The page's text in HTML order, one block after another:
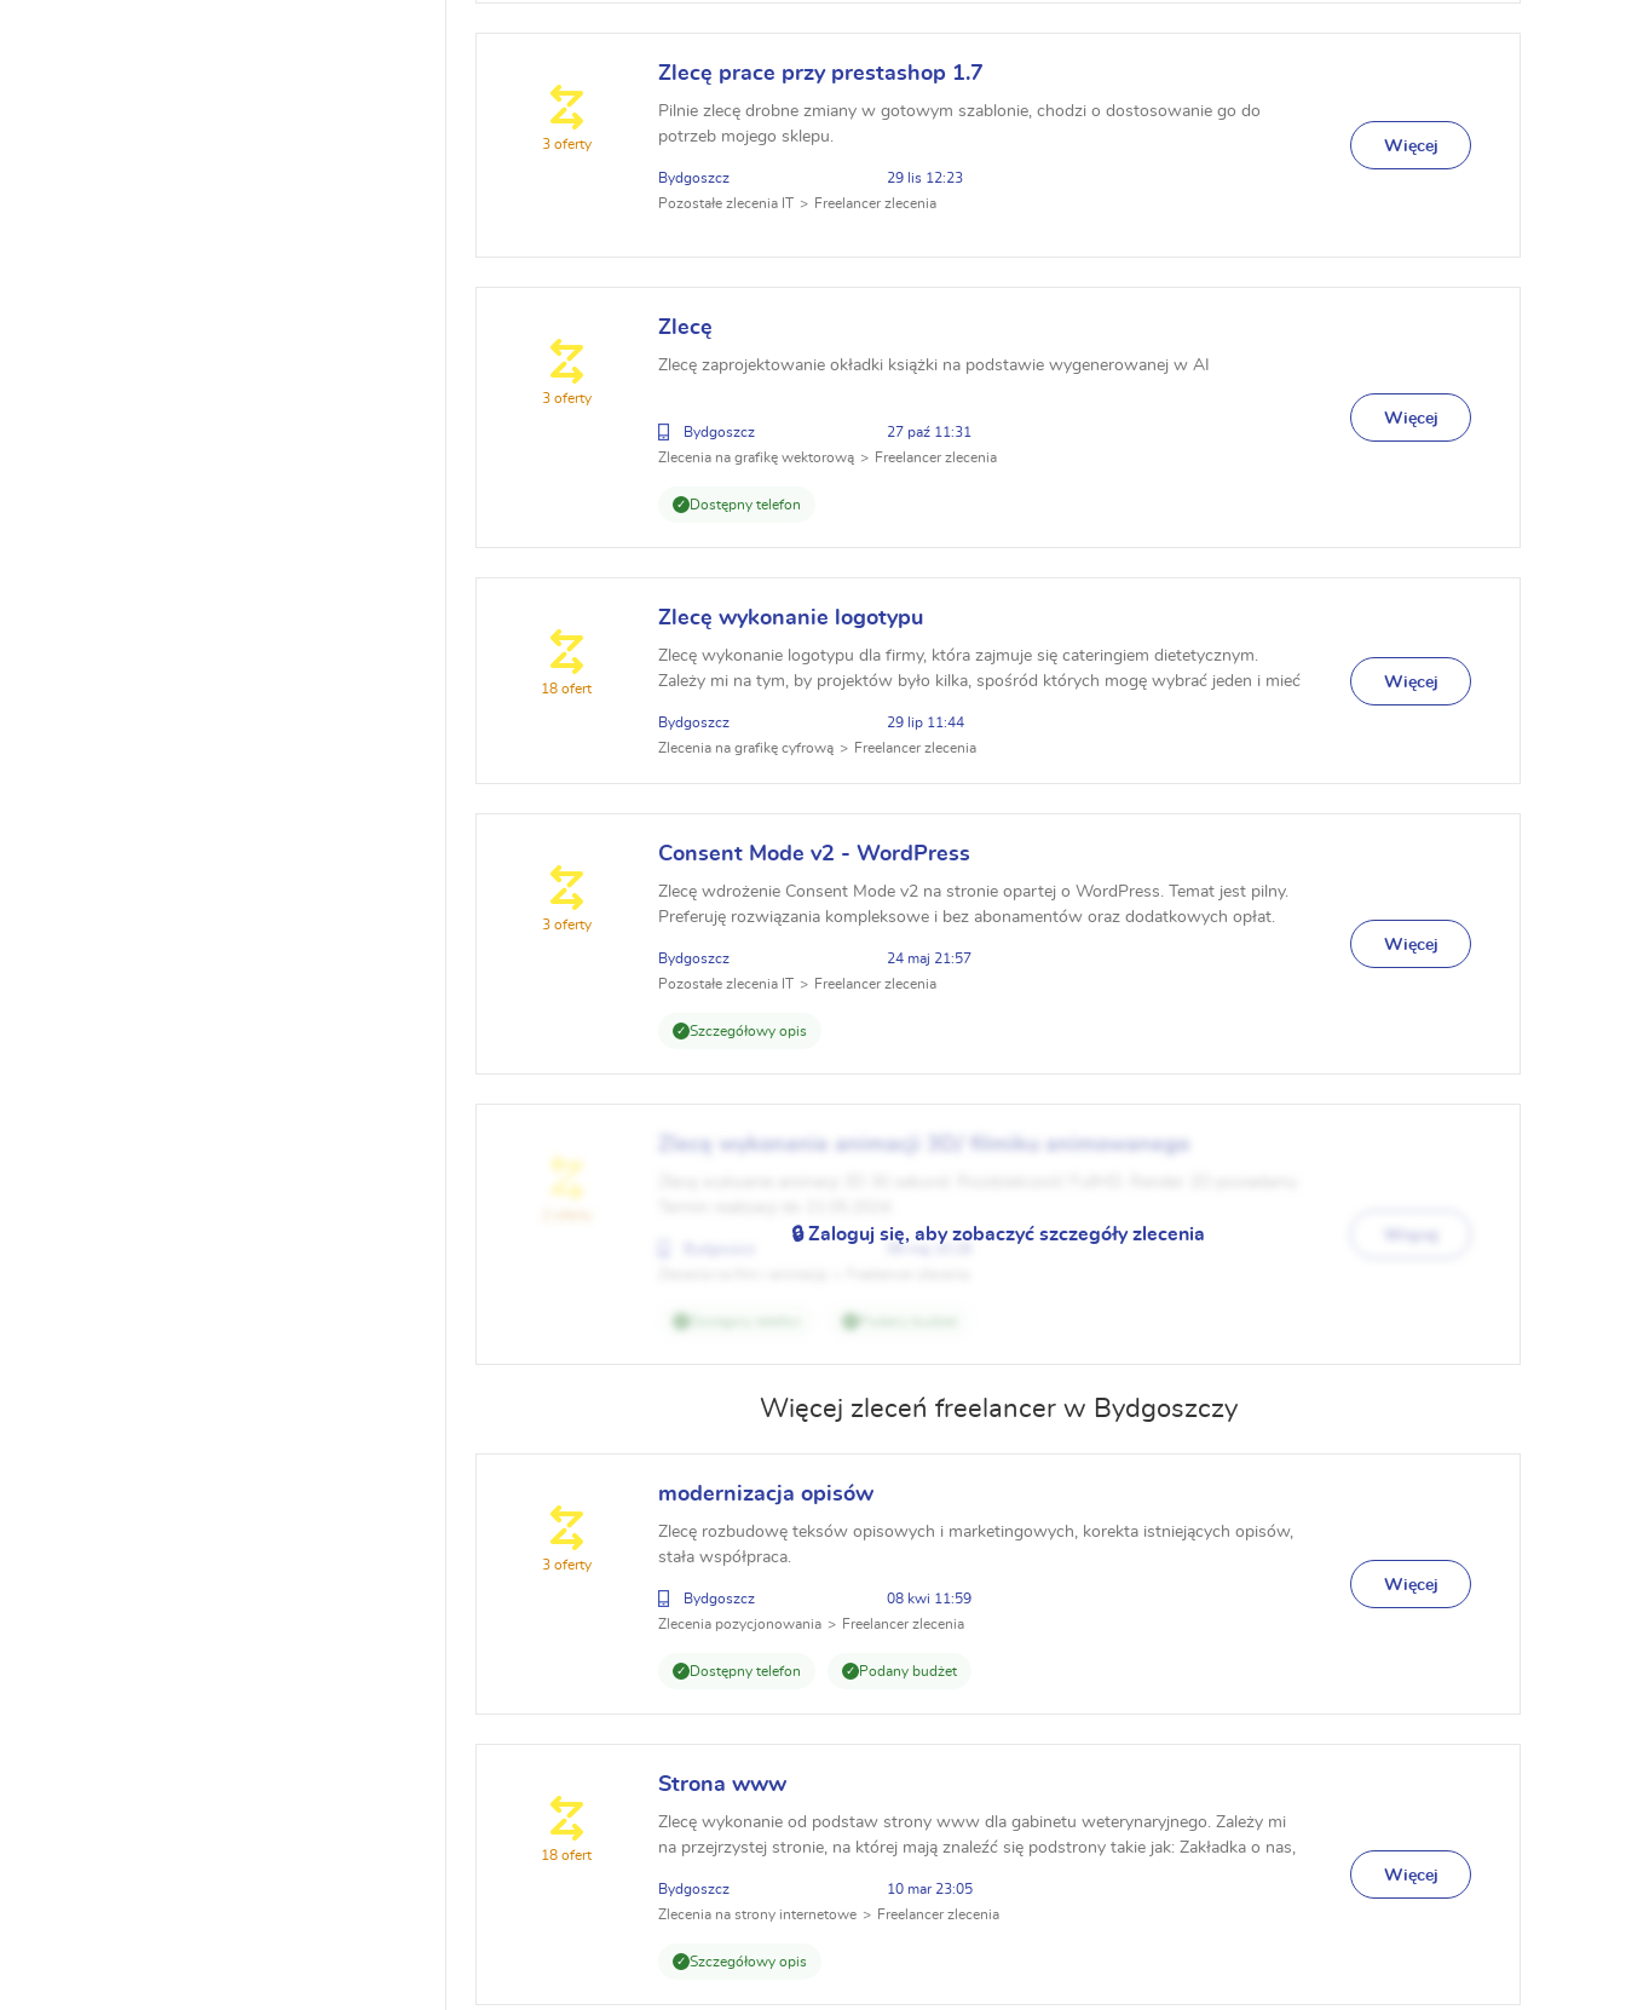
Zlecę prace przy prestashop 1.7
Pilnie zlecę drobne zmiany w gotowym szablonie, chodzi o dostosowanie go do
potrzeb mojego sklepu.
Bydgoszcz
29 lis 12:23
Pozostałe zlecenia IT
Freelancer zlecenia
3 oferty Więcej
Zlecę
Zlecę zaprojektowanie okładki książki na podstawie wygenerowanej w AI
Bydgoszcz
27 paź 11:31
Zlecenia na grafikę wektorową
Freelancer zlecenia
Dostępny telefon
3 oferty
Więcej
Zlecę wykonanie logotypu
Zlecę wykonanie logotypu dla firmy, która zajmuje się cateringiem dietetycznym.
Zależy mi na tym, by projektów było kilka, spośród których mogę wybrać jeden i mieć
Bydgoszcz
29 lip 11:44
Zlecenia na grafikę cyfrową
Freelancer zlecenia
18 ofert Więcej
Consent Mode v2 - WordPress
Zlecę wdrożenie Consent Mode v2 na stronie opartej o WordPress. Temat jest pilny.
Preferuję rozwiązania kompleksowe i bez abonamentów oraz dodatkowych opłat.
Bydgoszcz
24 maj 21:57
Pozostałe zlecenia IT
Freelancer zlecenia
Szczegółowy opis
3 oferty
Więcej
Zlecę wykonanie animacji 3D/ filmiku animowanego
08 maj 10:28
🔒 Zaloguj się, aby zobaczyć szczegóły zlecenia
Więcej zleceń freelancer w Bydgoszczy
modernizacja opisów
Zlecę rozbudowę teksów opisowych i marketingowych, korekta istniejących opisów,
stała współpraca.
Bydgoszcz
08 kwi 11:59
Zlecenia pozycjonowania
Freelancer zlecenia
Dostępny telefon Podany budżet
3 oferty
Więcej
Strona www
Zlecę wykonanie od podstaw strony www dla gabinetu weterynaryjnego. Zależy mi
na przejrzystej stronie, na której mają znaleźć się podstrony takie jak: Zakładka o nas,
Bydgoszcz
10 mar 23:05
Zlecenia na strony internetowe
Freelancer zlecenia
Szczegółowy opis
18 ofert
Więcej